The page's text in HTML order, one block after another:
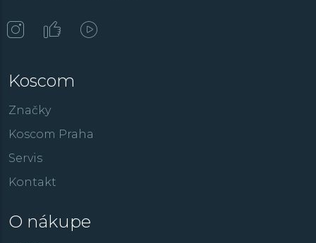
Koscom
Značky
Koscom Praha
Servis
Kontakt
O nákupe